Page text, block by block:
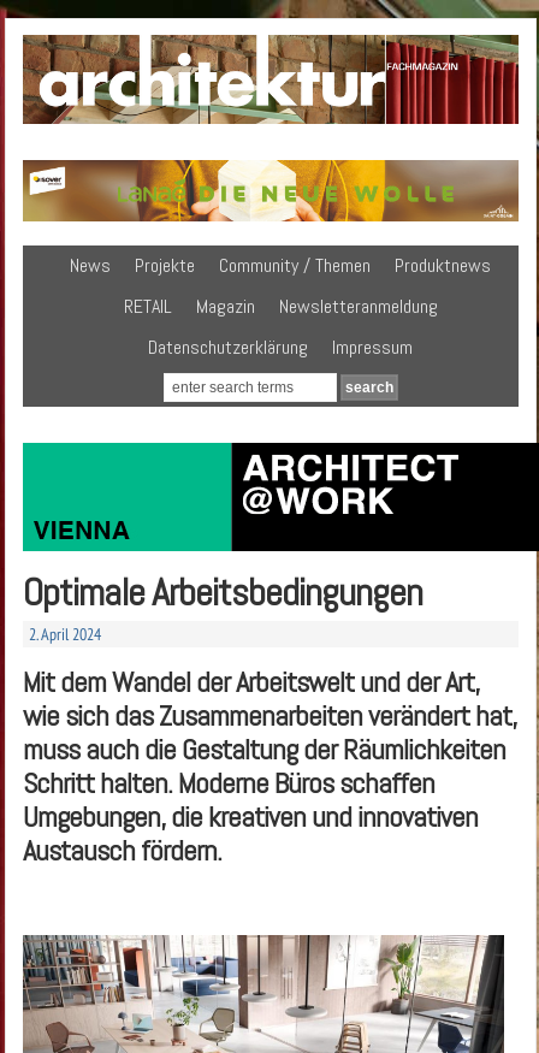
News Projekte Community / Themen
Produktnews
RETAIL
Magazin
Newsletteranmeldung
Datenschutzerklärung
Impressum
Optimale Arbeitsbedingungen
2. April 2024
Mit dem Wandel der Arbeitswelt und der Art,
wie sich das Zusammenarbeiten verändert hat,
muss auch die Gestaltung der Räumlichkeiten
Schritt halten. Moderne Büros schaffen
Umgebungen, die kreativen und innovativen
Austausch fördern.